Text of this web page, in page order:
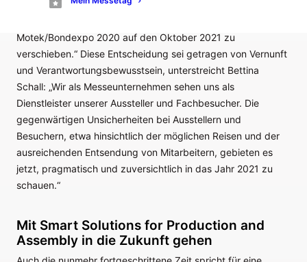
Durchführung entwickelt. „Doch gemeinsam mit dem
Motek/Bondexpo 2020 auf den Oktober 2021 zu
verschieben.“ Diese Entscheidung sei getragen von Vernunft
und Verantwortungsbewusstsein, unterstreicht Bettina
Schall: „Wir als Messeunternehmen sehen uns als
Dienstleister unserer Aussteller und Fachbesucher. Die
gegenwärtigen Unsicherheiten bei Ausstellern und
Besuchern, etwa hinsichtlich der möglichen Reisen und der
ausreichenden Entsendung von Mitarbeitern, gebieten es
jetzt, pragmatisch und zuversichtlich in das Jahr 2021 zu
schauen.“
Mit Smart Solutions for Production and
Assembly in die Zukunft gehen